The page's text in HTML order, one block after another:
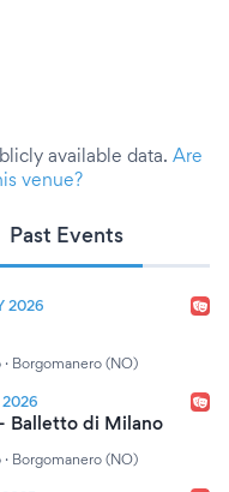
available data. Are
venue?
Past Events
2026
· Borgomanero (NO)
2026
Balletto di Milano
· Borgomanero (NO)